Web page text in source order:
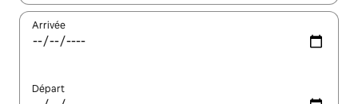
Arrivée
Départ